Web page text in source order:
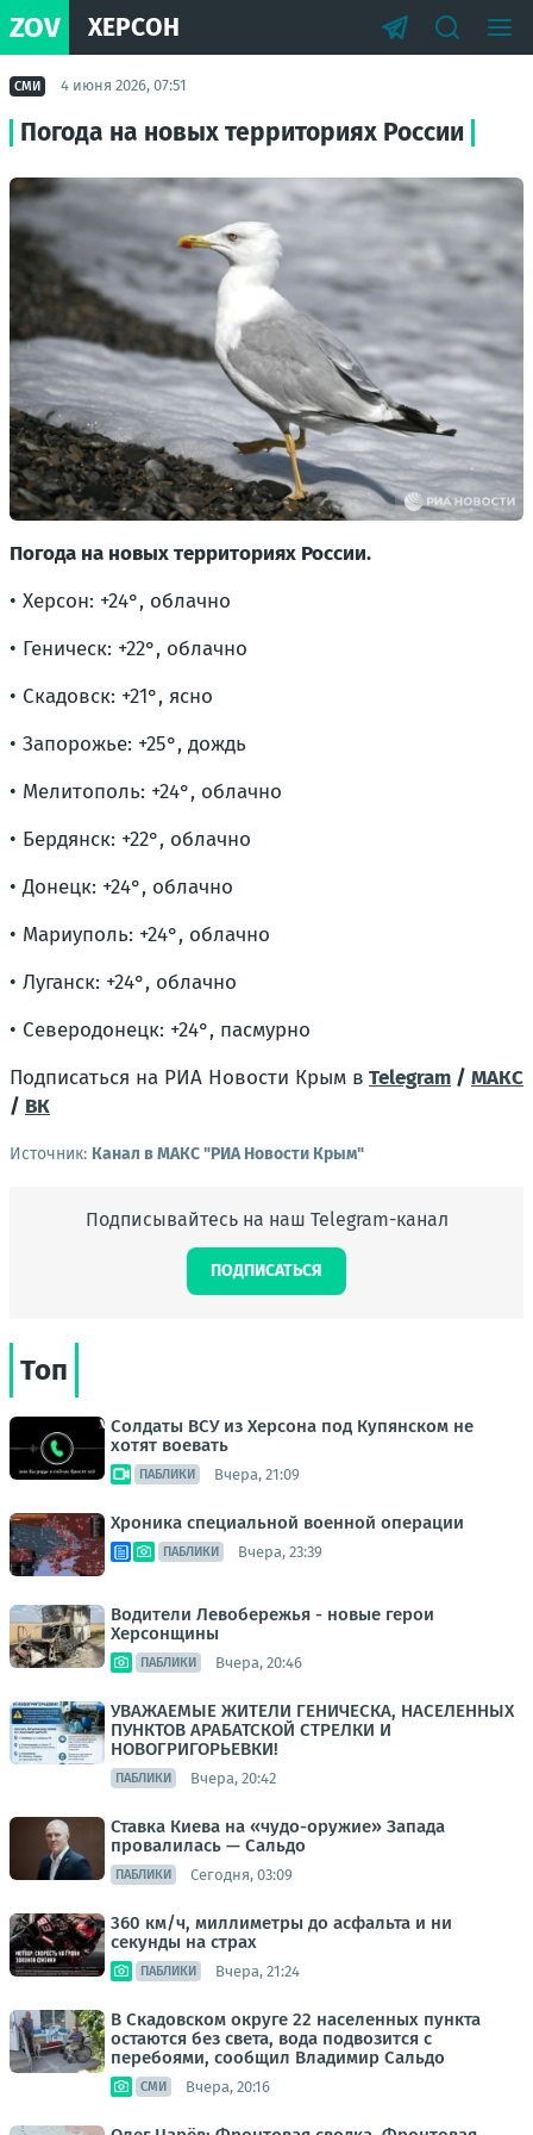
ZOV ХЕРСОН
СМИ 4 июня 2026, 07:51
Погода на новых территориях России
Погода на новых территориях России.
• Херсон: +24°, облачно
• Геническ: +22°, облачно
• Скадовск: +21°, ясно
• Запорожье: +25°, дождь
• Мелитополь: +24°, облачно
• Бердянск: +22°, облачно
• Донецк: +24°, облачно
• Мариуполь: +24°, облачно
• Луганск: +24°, облачно
• Северодонецк: +24°, пасмурно
Подписаться на РИА Новости Крым в Telegram / МАКС
/ ВК
Источник: Канал в МАКС "РИА Новости Крым"
Подписывайтесь на наш Telegram-канал
ПОДПИСАТЬСЯ
Топ
Солдаты ВСУ из Херсона под Купянском не
хотят воевать
ПАБЛИКИ Вчера, 21:09
Хроника специальной военной операции
ПАБЛИКИ Вчера, 23:39
Водители Левобережья - новые герои
Херсонщины
ПАБЛИКИ Вчера, 20:46
УВАЖАЕМЫЕ ЖИТЕЛИ ГЕНИЧЕСКА, НАСЕЛЕННЫХ
ПУНКТОВ АРАБАТСКОЙ СТРЕЛКИ И
НОВОГРИГОРЬЕВКИ!
ПАБЛИКИ Вчера, 20:42
Ставка Киева на «чудо-оружие» Запада
провалилась — Сальдо
ПАБЛИКИ Сегодня, 03:09
360 км/ч, миллиметры до асфальта и ни
секунды на страх
ПАБЛИКИ Вчера, 21:24
В Скадовском округе 22 населенных пункта
остаются без света, вода подвозится с
перебоями, сообщил Владимир Сальдо
СМИ Вчера, 20:16